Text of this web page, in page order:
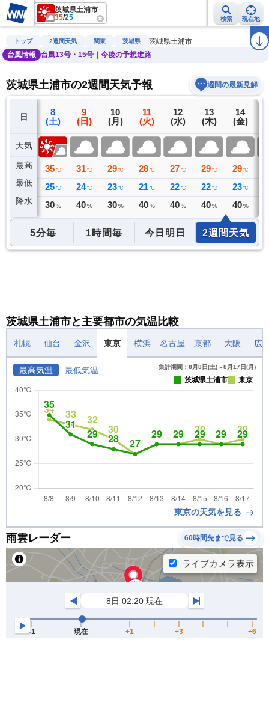
茨城県土浦市
35/25 検索 現在地
雨雲レーダー 台風情報 地震情報 警報・注意報 ラ
トップ 2週間天気 関東 茨城県
茨城県土浦市
台風情報
台風13号・15号｜今後の予想進路
茨城県土浦市の2週間天気予報 週間の最新見解
日
天気
最高
最低
降水
7
(金)
33 ℃
26 ℃
0 ミリ
8
(土)
35 ℃
25 ℃
30 %
9
(日)
31 ℃
24 ℃
40 %
10
(月)
29 ℃
23 ℃
30 %
11
(火)
28 ℃
21 ℃
40 %
12
(水)
27 ℃
22 ℃
40 %
13
(木)
29 ℃
22 ℃
40 %
14
(金)
29 ℃
23 ℃
40 %
5分毎 1時間毎 今日明日 2週間天気
茨城県土浦市と主要都市の気温比較
札幌 仙台 金沢 東京 横浜 名古屋 京都 大阪 広
最高気温 最低気温 集計期間：8月8日(土)～8月17日(月)
茨城県土浦市 東京
東京の天気を見る
雨雲レーダー 60時間先まで見る